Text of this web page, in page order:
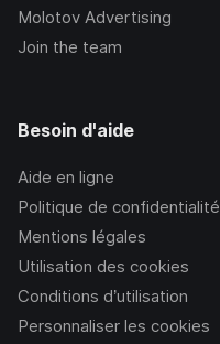
Molotov Advertising
Join the team
Besoin d'aide
Aide en ligne
Politique de confidentialité
Mentions légales
Utilisation des cookies
Conditions d’utilisation
Personnaliser les cookies